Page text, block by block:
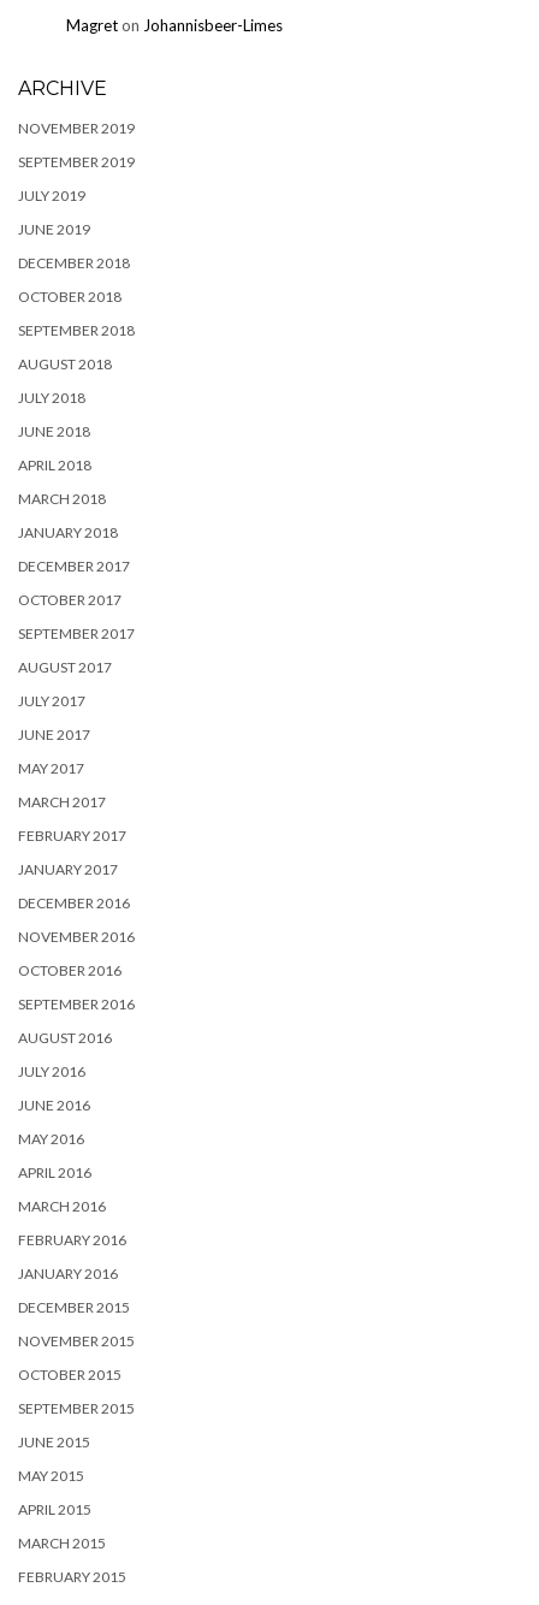
Magreton Johannisbeer-Limes
ARCHIVE
NOVEMBER 2019
SEPTEMBER 2019
JULY 2019
JUNE 2019
DECEMBER 2018
OCTOBER 2018
SEPTEMBER 2018
AUGUST 2018
JULY 2018
JUNE 2018
APRIL 2018
MARCH 2018
JANUARY 2018
DECEMBER 2017
OCTOBER 2017
SEPTEMBER 2017
AUGUST 2017
JULY 2017
JUNE 2017
MAY 2017
MARCH 2017
FEBRUARY 2017
JANUARY 2017
DECEMBER 2016
NOVEMBER 2016
OCTOBER 2016
SEPTEMBER 2016
AUGUST 2016
JULY 2016
JUNE 2016
MAY 2016
APRIL 2016
MARCH 2016
FEBRUARY 2016
JANUARY 2016
DECEMBER 2015
NOVEMBER 2015
OCTOBER 2015
SEPTEMBER 2015
JUNE 2015
MAY 2015
APRIL 2015
MARCH 2015
FEBRUARY 2015